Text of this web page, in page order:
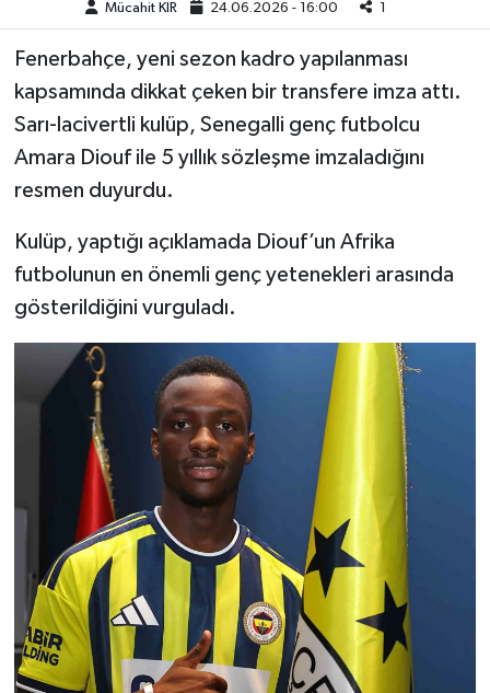
Mücahit KIR 24.06.2026 - 16:00 1
Fenerbahçe, yeni sezon kadro yapılanması
kapsamında dikkat çeken bir transfere imza attı.
Sarı-lacivertli kulüp, Senegalli genç futbolcu
Amara Diouf ile 5 yıllık sözleşme imzaladığını
resmen duyurdu.
Kulüp, yaptığı açıklamada Diouf’un Afrika
futbolunun en önemli genç yetenekleri arasında
gösterildiğini vurguladı.
Yaşam
KAHRAMANMARAŞ